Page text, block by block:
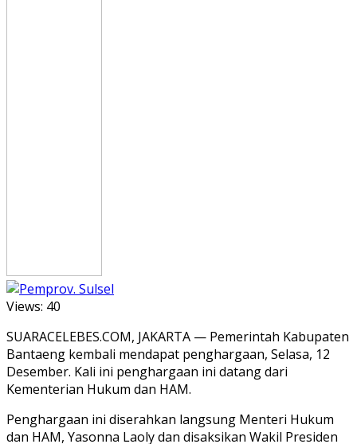
Views: 40
SUARACELEBES.COM, JAKARTA — Pemerintah Kabupaten
Bantaeng kembali mendapat penghargaan, Selasa, 12
Desember. Kali ini penghargaan ini datang dari
Kementerian Hukum dan HAM.
Penghargaan ini diserahkan langsung Menteri Hukum
dan HAM, Yasonna Laoly dan disaksikan Wakil Presiden